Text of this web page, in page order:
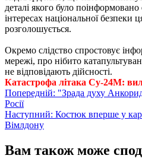
деталі якого було
інтересах національної безпеки
розголошується.
Окремо слідство спростовує
мережі, про нібито
не відповідають дійсності.
Катастрофа літака Су-24М:
Навігація
записів
Попередній: "Зрада духу
Росії
Наступний: Костюк вперше у
Вімлдону
Вам також може